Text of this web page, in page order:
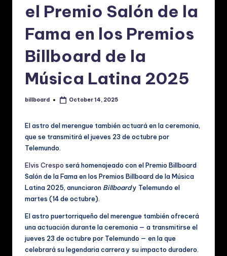
el Premio Salón de la
Fama en los Premios
Billboard de la
Música Latina 2025
Posted
billboard October 14, 2025
El astro del merengue también actuará en la ceremonia,
que se transmitirá el jueves 23 de octubre por
Telemundo.
Elvis Cresposerá homenajeado con el Premio Billboard
Salón de la Fama en los Premios Billboard de la Música
Latina 2025, anunciaron Billboardy Telemundo el
martes (14 de octubre).
El astro puertorriqueño del merengue también ofrecerá
una actuación durante la ceremonia — a transmitirse el
jueves 23 de octubre por Telemundo — en la que
celebrará su legendaria carrera y su impacto duradero.